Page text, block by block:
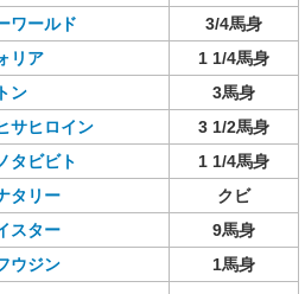
ワールド
3/4馬身
リア
1 1/4馬身
ン
3馬身
サヒロイン
3 1/2馬身
タビビト
1 1/4馬身
タリー
クビ
スター
9馬身
ウジン
1馬身